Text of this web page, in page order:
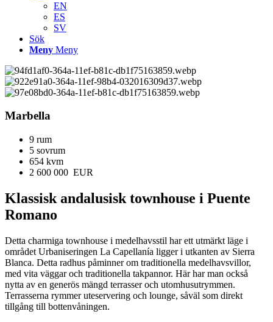
EN
ES
SV
Sök
Meny Meny
Marbella
9 rum
5 sovrum
654 kvm
2 600 000 EUR
Klassisk andalusisk townhouse i Puente
Romano
Detta charmiga townhouse i medelhavsstil har ett utmärkt läge i
området Urbaniseringen La Capellanía ligger i utkanten av Sierra
Blanca. Detta radhus påminner om traditionella medelhavsvillor,
med vita väggar och traditionella takpannor. Här har man också
nytta av en generös mängd terrasser och utomhusutrymmen.
Terrasserna rymmer uteservering och lounge, såväl som direkt
tillgång till bottenvåningen.